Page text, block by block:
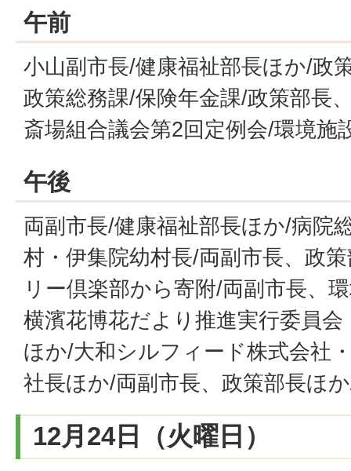
午前
小山副市長/健康福祉部長ほか/政
政策総務課/保険年金課/政策部長
斎場組合議会第2回定例会/環境施
午後
両副市長/健康福祉部長ほか/病院
村・伊集院幼村長/両副市長、政
リー倶楽部から寄附/両副市長、
横濱花博花だより推進実行委員
ほか/大和シルフィード株式会社
社長ほか/両副市長、政策部長ほ
12月24日（火曜日）